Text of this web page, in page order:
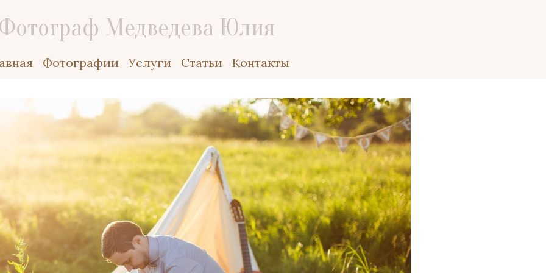
Медведева Юлия
Фотографии Услуги Статьи Контакты